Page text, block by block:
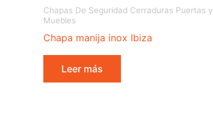
Chapas De Seguridad Cerraduras Puertas y
Muebles
Chapa manija inox Ibiza
Leer más